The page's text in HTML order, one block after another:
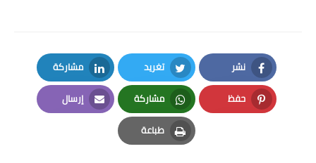
نشر
Facebook
تغريد
Twitter
مشاركة
LinkedIn
حفظ
Pinterest
مشاركة
Whatsapp
إرسال
Email
طباعة
Print